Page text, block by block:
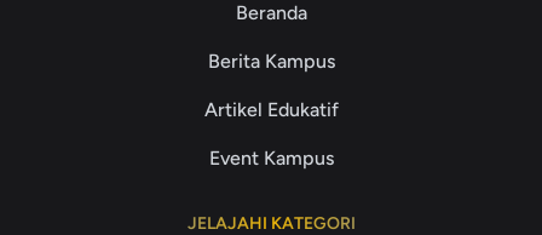
Beranda
Berita Kampus
Artikel Edukatif
Event Kampus
JELAJAHI KATEGORI